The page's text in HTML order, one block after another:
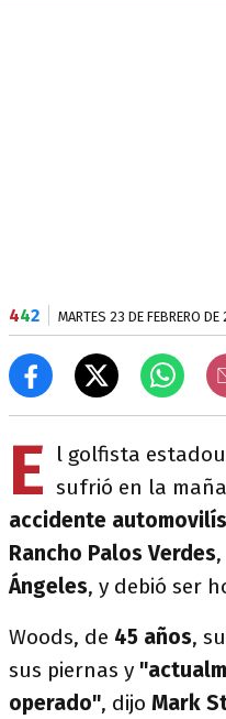
442 MARTES 23 DE FEBRERO DE
E l golfista
sufrió en la
accidente
Rancho Palos Verdes
Ángeles, y debió ser
Woods, de 45 años,
sus piernas y
operado", dijo Mark